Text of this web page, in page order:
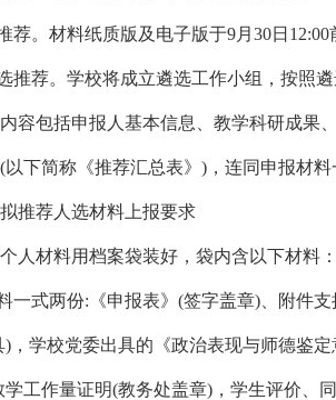
。材料纸质版及电子版于9月30日12:00
荐。学校将成立遴选工作小组，按照遴
容包括申报人基本信息、教学科研成果
以下简称《推荐汇总表》)，连同申报材
荐人选材料上报要求
材料用档案袋装好，袋内含以下材料
式两份:《申报表》(签字盖章)、附件支
)，学校党委出具的《政治表现与师德鉴
学工作量证明(教务处盖章)，学生评价、